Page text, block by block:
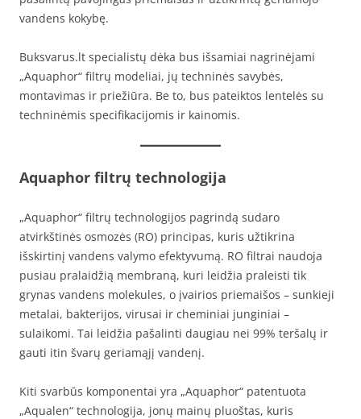
vandens kokybę.
Buksvarus.lt specialistų dėka bus išsamiai nagrinėjami
„Aquaphor“ filtrų modeliai, jų techninės savybės,
montavimas ir priežiūra. Be to, bus pateiktos lentelės su
techninėmis specifikacijomis ir kainomis.
Aquaphor filtrų technologija
„Aquaphor“ filtrų technologijos pagrindą sudaro
atvirkštinės osmozės (RO) principas, kuris užtikrina
išskirtinį vandens valymo efektyvumą. RO filtrai naudoja
pusiau pralaidžią membraną, kuri leidžia praleisti tik
grynas vandens molekules, o įvairios priemaišos – sunkieji
metalai, bakterijos, virusai ir cheminiai junginiai –
sulaikomi. Tai leidžia pašalinti daugiau nei 99% teršalų ir
gauti itin švarų geriamąjį vandenį.
Kiti svarbūs komponentai yra „Aquaphor“ patentuota
„Aqualen“ technologija, jonų mainų pluoštas, kuris